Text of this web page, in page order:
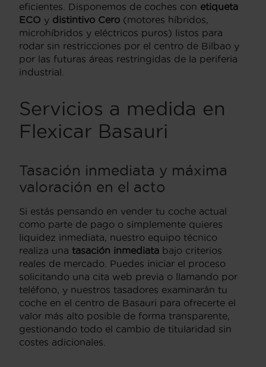
eficientes. Disponemos de coches con etiqueta
ECO y distintivo Cero (motores híbridos,
microhíbridos y eléctricos puros) listos para
rodar sin restricciones por el centro de Bilbao y
por las futuras áreas restringidas de la periferia
industrial.
Servicios a medida en
Flexicar Basauri
Tasación inmediata y máxima
valoración en el acto
Si estás pensando en vender tu coche actual
como parte de pago o simplemente quieres
liquidez inmediata, nuestro equipo técnico
realiza una tasación inmediata bajo criterios
reales de mercado. Puedes iniciar el proceso
solicitando una cita web previa o llamando por
teléfono, y nuestros tasadores examinarán tu
coche en el centro de Basauri para ofrecerte el
valor más alto posible de forma transparente,
gestionando todo el cambio de titularidad sin
costes adicionales.